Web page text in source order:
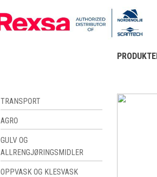
TRANSPORT
AGRO
GULV OG
ALLRENGJØRINGSMIDLER
OPPVASK OG KLESVASK